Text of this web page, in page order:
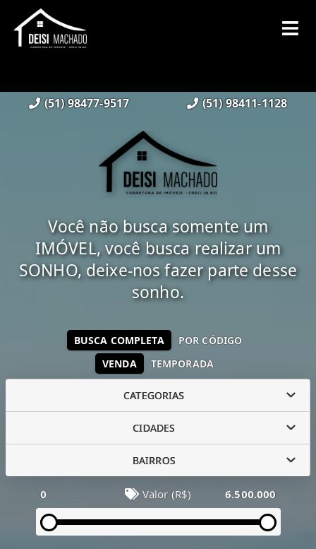
(51) 98477-9517 (51) 98411-1128
Você não busca somente um
IMÓVEL, você busca realizar um
SONHO, deixe-nos fazer parte desse
sonho.
VENDA TEMPORADA
BUSCA COMPLETA POR CÓDIGO
CATEGORIAS
CIDADES
BAIRROS
0 Valor (R$) 6.500.000